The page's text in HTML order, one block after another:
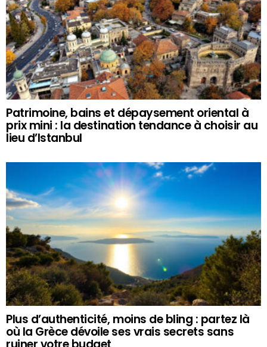
Patrimoine, bains et dépaysement oriental à
prix mini : la destination tendance à choisir au
lieu d’Istanbul
Plus d’authenticité, moins de bling : partez là
où la Grèce dévoile ses vrais secrets sans